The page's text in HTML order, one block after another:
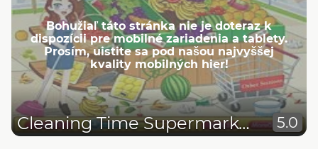
Bohužiaľ táto stránka nie je doteraz k
dispozícii pre mobilné zariadenia a tablety.
Prosím, uistite sa pod našou najvyššej
kvality mobilných hier!
Cleaning Time Supermarket 5.0